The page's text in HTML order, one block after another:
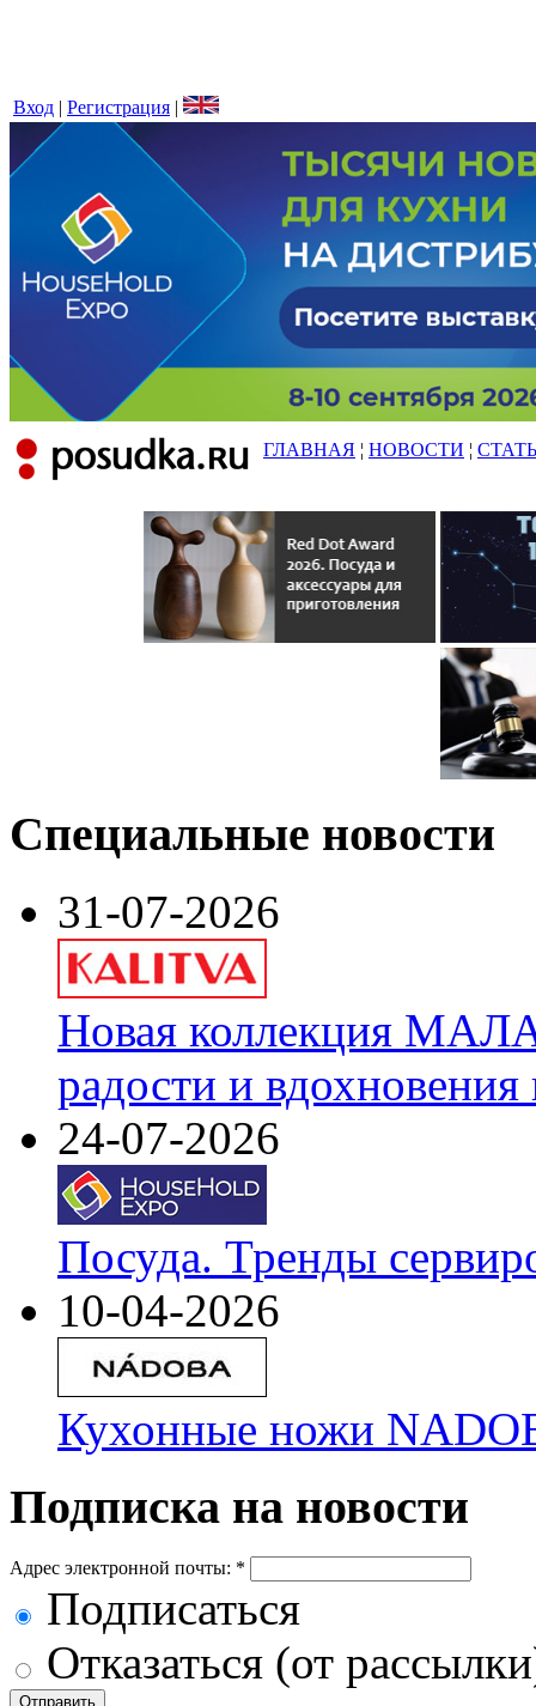
Вход | Регистрация |
ГЛАВНАЯ ¦ НОВОСТИ ¦
Специальные новости
31-07-2026
Новая коллекция
радости и
24-07-2026
Посуда. Тренды
10-04-2026
Кухонные ножи
Подписка на новости
Адрес электронной почты: *
Подписаться
Отказаться (от